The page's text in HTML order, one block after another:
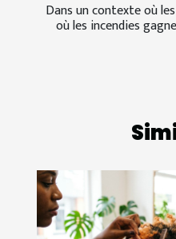
Dans un contexte où
où les incendies